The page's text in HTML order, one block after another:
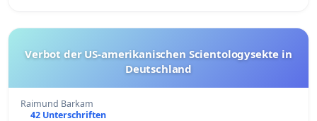
Verbot der US-amerikanischen Scientologysekte in
Deutschland
Raimund Barkam
42 Unterschriften